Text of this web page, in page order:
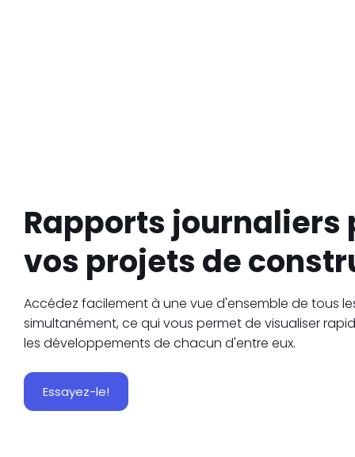
Rapports journaliers
vos projets de
Accédez facilement à une vue d'ensemble de tous
simultanément, ce qui vous permet de visualiser
les développements de chacun d'entre eux.
Essayez-le!